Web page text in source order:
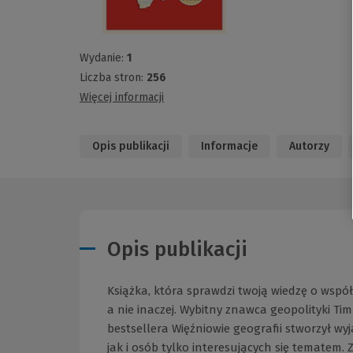
Wydanie: 1
Liczba stron: 256
Więcej informacji
Opis publikacji Informacje Autorzy
Opis publikacji
Książka, która sprawdzi twoją wiedzę o
a nie inaczej. Wybitny znawca geopolityki
bestsellera Więźniowie geografii stworzył
jak i osób tylko interesujących się tematem.